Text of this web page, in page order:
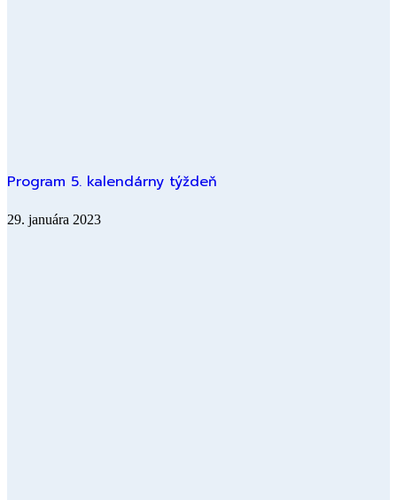
Program 5. kalendárny týždeň
29. januára 2023